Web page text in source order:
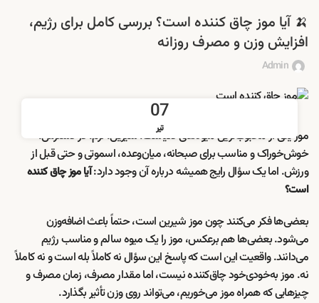
🍌 آیا موز چاق کننده است؟ بررسی کامل برای رژیم،
افزایش وزن و مصرف روزانه
Admin
07
تیر
موز یکی از محبوب‌ترین میوه‌های دنیاست؛ شیرین، نرم، در دسترس،
خوش‌خوراک و مناسب برای صبحانه، میان‌وعده، اسموتی و حتی قبل از
ورزش. اما یک سؤال رایج همیشه درباره آن وجود دارد:آیا موز چاق کننده
است؟
بعضی‌ها فکر می‌کنند چون موز شیرین است، حتماً باعث اضافه‌وزن
می‌شود. بعضی‌ها هم برعکس، موز را یک میوه سالم و مناسب رژیم
می‌دانند. واقعیت این است که پاسخ این سؤال نه کاملاً بله است و نه کاملاً
نه. موز به‌خودی‌خود چاق‌کننده نیست، اما مقدار مصرف، زمان مصرف و
چیزهایی که همراه موز می‌خوریم، می‌تواند روی وزن تأثیر بگذارد.